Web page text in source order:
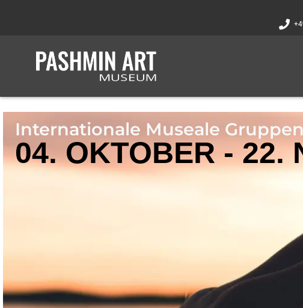
Internationale Museale
04. OKTOBER - 22.